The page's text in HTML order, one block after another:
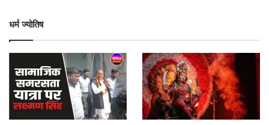
धर्म ज्योतिष